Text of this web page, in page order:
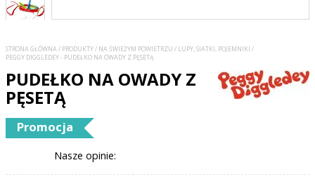
STRONA GŁÓWNA/ PRODUKTY/ NA ŚWIEŻYM POWIETRZU / LUPY, SIATKI, POJEMNIKI /
PEGGY DIGGLEDEY - PUDEŁKO NA OWADY Z PĘSETĄ
PUDEŁKO NA OWADY Z
PĘSETĄ
Promocja
Nasze opinie: